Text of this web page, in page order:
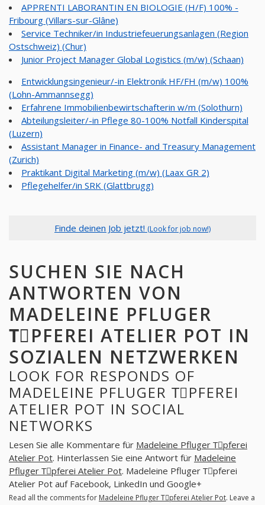
APPRENTI LABORANTIN EN BIOLOGIE (H/F) 100% -
Fribourg (Villars-sur-Glâne)
Service Techniker/in Industriefeuerungsanlagen (Region
Ostschweiz) (Chur)
Junior Project Manager Global Logistics (m/w) (Schaan)
Entwicklungsingenieur/-in Elektronik HF/FH (m/w) 100%
(Lohn-Ammannsegg)
Erfahrene Immobilienbewirtschafterin w/m (Solothurn)
Abteilungsleiter/-in Pflege 80-100% Notfall Kinderspital
(Luzern)
Assistant Manager in Finance- and Treasury Management
(Zurich)
Praktikant Digital Marketing (m/w) (Laax GR 2)
Pflegehelfer/in SRK (Glattbrugg)
Finde deinen Job jetzt! (Look for job now!)
SUCHEN SIE NACH
ANTWORTEN VON
MADELEINE PFLUGER
TِPFEREI ATELIER POT IN
SOZIALEN NETZWERKEN
LOOK FOR RESPONDS OF
MADELEINE PFLUGER TِPFEREI
ATELIER POT IN SOCIAL
NETWORKS
Lesen Sie alle Kommentare für Madeleine Pfluger Tِpferei
Atelier Pot. Hinterlassen Sie eine Antwort für Madeleine
Pfluger Tِpferei Atelier Pot. Madeleine Pfluger Tِpferei
Atelier Pot auf Facebook, LinkedIn und Google+
Read all the comments for Madeleine Pfluger Tِpferei Atelier Pot. Leave a